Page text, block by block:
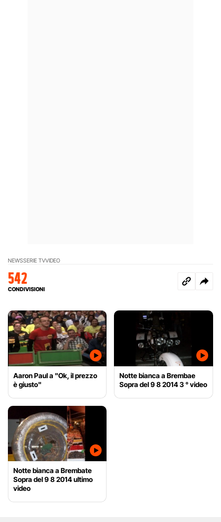
NEWSSERIE TVVIDEO
542
CONDIVISIONI
Aaron Paul a "Ok, il prezzo
è giusto"
Notte bianca a Brembae
Sopra del 9 8 2014 3 ° video
Notte bianca a Brembate
Sopra del 9 8 2014 ultimo
video